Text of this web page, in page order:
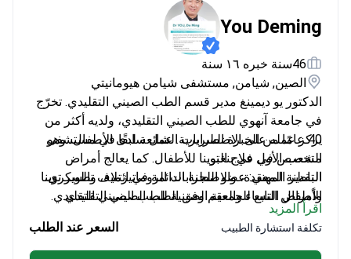
You Deming
46سنة خبره ١٦ سنة
الصين, شيامن, مستشفى شيامن هيومانيتي
الدكتور يو ديمينغ مدير قسم الطب الصيني التقليدي. تخرّج
في جامعة آنهوي للطب الصيني التقليدي، ولديه أكثر من
40 عامًا من الخبرة السريرية. عمل سابقًا في مستشفى
الشعب الأول في بنغبو.
يركز عمله على الاضطرابات الشائعة لدى الأطفال، وهو
متخصص في علاج التوينا للأطفال. كما يعالج أمراض
الباطنة المعقدة، والاضطرابات الروماتيزمية، والسكري،
وأمراض النساء والعقم وفق الطب الصيني التقليدي.
التقدير المهني: عضو اللجنة الدائمة في ائتلاف تطوير توينا
الأطفال التابع للجمعية الصينية للطب الصيني التقليدي.
اقرأ المزيد
تكلفة استشارة الطبيب السعر عند الطلب